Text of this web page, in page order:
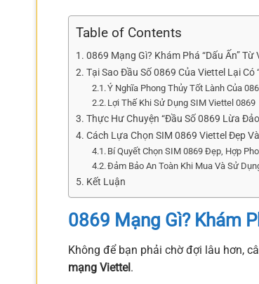
Table of Contents
0869 Mạng Gì? Khám Phá “Dấu Ấn” Từ
Tại Sao Đầu Số 0869 Của Viettel Lại Có
Ý Nghĩa Phong Thủy Tốt Lành Của
Lợi Thế Khi Sử Dụng SIM Viettel 0869
Thực Hư Chuyện “Đầu Số 0869 Lừa
Cách Lựa Chọn SIM 0869 Viettel Đẹp
Bí Quyết Chọn SIM 0869 Đẹp, Hợp
Đảm Bảo An Toàn Khi Mua Và Sử
Kết Luận
0869 Mạng Gì? Khám
Không để bạn phải chờ đợi lâu hơn,
mạng Viettel.